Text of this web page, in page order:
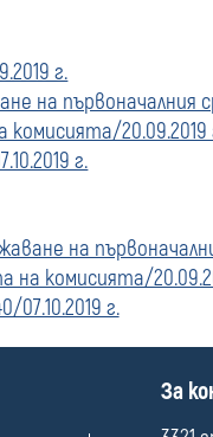
г.
на първоначалния
20.09.2019
г.
на
комисията/
г.
П
За